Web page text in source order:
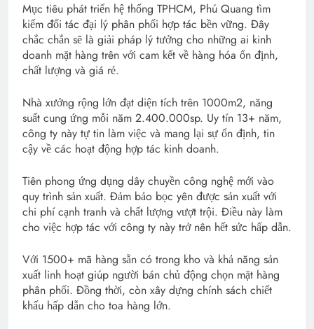
Mục tiêu phát triển hệ thống TPHCM, Phú Quang tìm
kiếm đối tác đại lý phân phối hợp tác bền vững. Đây
chắc chắn sẽ là giải pháp lý tưởng cho những ai kinh
doanh mặt hàng trên với cam kết về hàng hóa ổn định,
chất lượng và giá rẻ.
Nhà xưởng rộng lớn đạt diện tích trên 1000m2, năng
suất cung ứng mỗi năm 2.400.000sp. Uy tín 13+ năm,
công ty này tự tin làm việc và mang lại sự ổn định, tin
cậy về các hoạt động hợp tác kinh doanh.
Tiên phong ứng dụng dây chuyền công nghệ mới vào
quy trình sản xuất. Đảm bảo bọc yên được sản xuất với
chi phí cạnh tranh và chất lượng vượt trội. Điều này làm
cho việc hợp tác với công ty này trở nên hết sức hấp dẫn.
Với 1500+ mã hàng sẵn có trong kho và khả năng sản
xuất linh hoạt giúp người bán chủ động chọn mặt hàng
phân phối. Đồng thời, còn xây dựng chính sách chiết
khấu hấp dẫn cho toa hàng lớn.